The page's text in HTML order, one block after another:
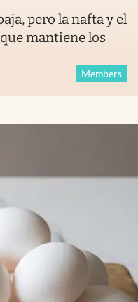
pero la nafta y el
mantiene los
Members